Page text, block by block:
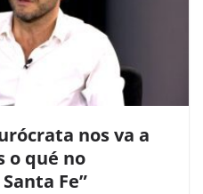
nos va a
o qué no
Fe”